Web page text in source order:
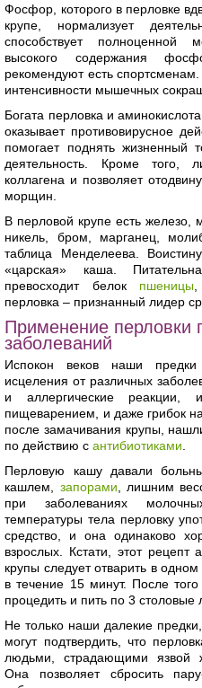
Фосфор, которого в перловке
крупе, нормализует
способствует полноценной
высокого содержания
рекомендуют есть
интенсивности мышечных
Богата перловка и
оказывает противовирусное
помогает поднять жизненный
деятельность. Кроме того,
коллагена и позволяет
морщин.
В перловой крупе есть железо,
никель, бром, марганец,
таблица Менделеева.
«царская» каша.
превосходит белок пшеницы,
перловка – признанный лидер
Применение перловки
заболеваний
Испокон веков наши предки
исцеления от различных
и аллергические
пищеварением, и даже грибок
после замачивания крупы,
по действию сантибиотиками
Перловую кашу давали
кашлем, запорами , лишним
при заболеваниях
температуры тела перловку
средство, и она одинаково
взрослых. Кстати, этот рецепт
крупы следует отварить в
в течение 15 минут. После того
процедить и пить по 3 столовые
Не только наши далекие
могут подтвердить, что
людьми, страдающими язвой
Она позволяет сбросить